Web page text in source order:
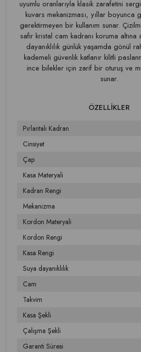
uyumlu oranlarıyla klasik zarafetini
kuvars mekanizması, yıllar boyunca
gerektirmeyen bir kullanım sunar.
safir kristal cam kadranı koruma
dayanıklılık günlük yaşamda gönül
kademeli güvenlik katlanır kilitli
ince bilekler için zarif bir oturuş ve
sunar.
Pırlantalı Kadran
Cinsiyet
Çap
Kasa Materyali
Kadran Rengi
Mekanizma
Kordon Materyali
Kordon Rengi
Kasa Rengi
Suya dayanıklılık
Cam
Takvim
Kasa Şekli
Çalışma Şekli
Garanti Süresi